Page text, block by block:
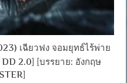
เฉียวฟง จอมยุทธ์ไร้พ่าย
2.0] [บรรยาย: อังกฤษ